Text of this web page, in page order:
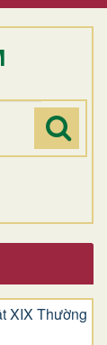
XIX Thường